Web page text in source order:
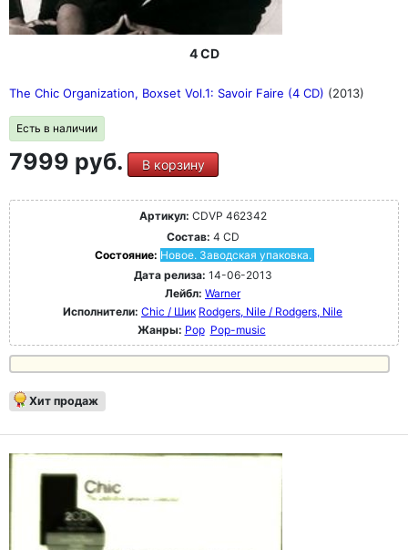
4 CD
The Chic Organization, Boxset Vol.1: Savoir Faire (4 CD) (2013)
Есть в наличии
7999 руб. В корзину
Артикул: CDVP 462342
Состав: 4 CD
Состояние: Новое. Заводская упаковка.
Дата релиза: 14-06-2013
Лейбл: Warner
Исполнители: Chic / Шик Rodgers, Nile / Rodgers, Nile
Жанры: Pop Pop-music
Хит продаж